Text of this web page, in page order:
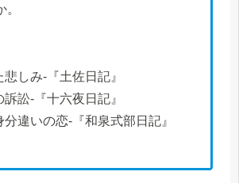
しみ-『土佐日記』
訟-『十六夜日記』
違いの恋-『和泉式部日記』